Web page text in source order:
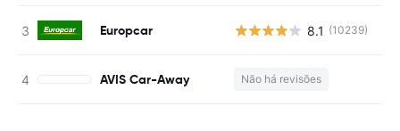
Europcar 8.1 (10239)
AVIS Car-Away Não há revisões